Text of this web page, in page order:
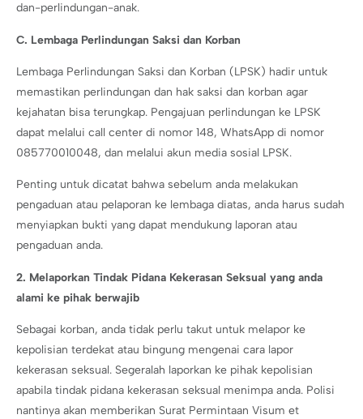
dan-perlindungan-anak.
C. Lembaga Perlindungan Saksi dan Korban
Lembaga Perlindungan Saksi dan Korban (LPSK) hadir untuk
memastikan perlindungan dan hak saksi dan korban agar
kejahatan bisa terungkap. Pengajuan perlindungan ke LPSK
dapat melalui call center di nomor 148, WhatsApp di nomor
085770010048, dan melalui akun media sosial LPSK.
Penting untuk dicatat bahwa sebelum anda melakukan
pengaduan atau pelaporan ke lembaga diatas, anda harus sudah
menyiapkan bukti yang dapat mendukung laporan atau
pengaduan anda.
2. Melaporkan Tindak Pidana Kekerasan Seksual yang anda
alami ke pihak berwajib
Sebagai korban, anda tidak perlu takut untuk melapor ke
kepolisian terdekat atau bingung mengenai cara lapor
kekerasan seksual. Segeralah laporkan ke pihak kepolisian
apabila tindak pidana kekerasan seksual menimpa anda. Polisi
nantinya akan memberikan Surat Permintaan Visum et